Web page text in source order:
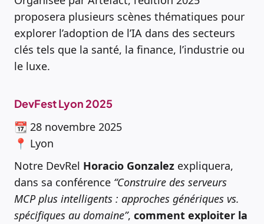
proposera plusieurs scènes thématiques pour
explorer l’adoption de l’IA dans des secteurs
clés tels que la santé, la finance, l’industrie ou
le luxe.
DevFest Lyon 2025
📆 28 novembre 2025
📍 Lyon
Notre DevRel Horacio Gonzalez expliquera,
dans sa conférence “Construire des serveurs
MCP plus intelligents : approches génériques vs.
spécifiques au domaine”, comment exploiter la